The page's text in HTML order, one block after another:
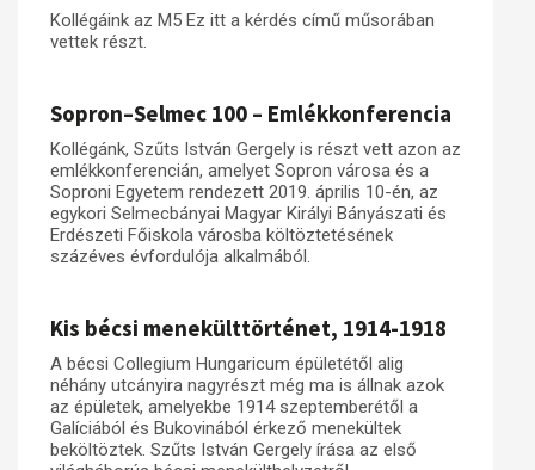
Kollégáink az M5 Ez itt a kérdés című műsorában
vettek részt.
Sopron–Selmec 100 – Emlékkonferencia
Kollégánk, Szűts István Gergely is részt vett azon az
emlékkonferencián, amelyet Sopron városa és a
Soproni Egyetem rendezett 2019. április 10-én, az
egykori Selmecbányai Magyar Királyi Bányászati és
Erdészeti Főiskola városba költöztetésének
százéves évfordulója alkalmából.
Kis bécsi menekülttörténet, 1914-1918
A bécsi Collegium Hungaricum épületétől alig
néhány utcányira nagyrészt még ma is állnak azok
az épületek, amelyekbe 1914 szeptemberétől a
Galíciából és Bukovinából érkező menekültek
beköltöztek. Szűts István Gergely írása az első